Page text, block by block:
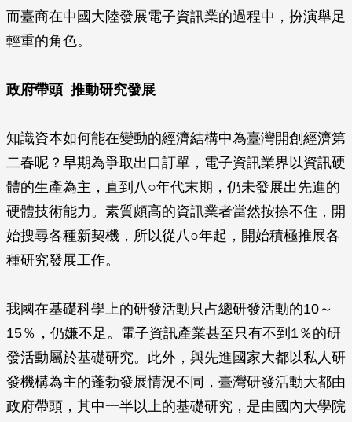
而臺商在中國大陸發展電子資訊業的過程中，扮演舉足
輕重的角色。
政府帶頭 推動研究發展
知識資本如何能在變動的經濟結構中為臺灣開創經濟第
二春呢？早期為爭取出口訂單，電子資訊業界以資訊硬
體的生產為主，直到八○年代末期，仍未發展出先進的
硬體技術能力。素質頗高的資訊業者當然按捺不住，開
始搜尋各種新契機，所以從八○年起，開始積極推展各
種研究發展工作。
我國在基礎科學上的研發活動只占總研發活動的10～
15％，仍嫌不足。電子資訊產業甚至只有不到1％的研
發活動屬於基礎研究。此外，與先進國家大都以私人研
發機構為主的蓬勃發展情況不同，臺灣研發活動大都由
政府帶頭，其中一半以上的基礎研究，是由國內大學院